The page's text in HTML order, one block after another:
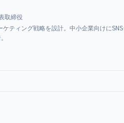
取締役
ティング戦略を設計。中小企業向けに